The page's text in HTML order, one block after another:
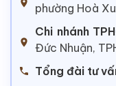
phường Hoà
Chi nhánh
Đức Nhuận,
Tổng đài tư